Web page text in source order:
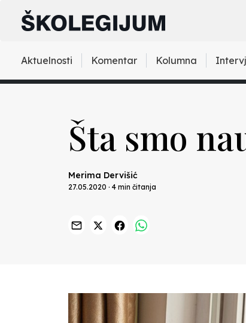
Aktuelnosti Komentar Kolumna
Šta smo
Merima Dervišić
27.05.2020 · 4 min čitanja